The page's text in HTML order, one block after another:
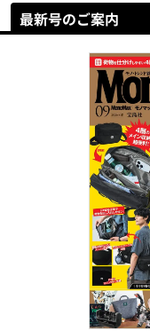
最新号のご案内